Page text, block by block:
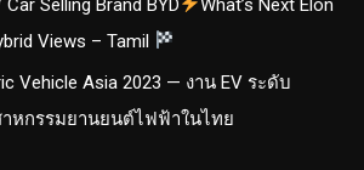
Selling Brand BYD
What’s Next Elon
Views – Tamil
Vehicle Asia 2023 — งาน EV ระดับ
หกรรมยานยนต์ไฟฟ้าในไทย